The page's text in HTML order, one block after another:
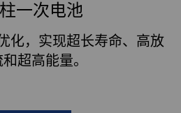
一次电池
化，实现超长寿命、高放
超高能量。